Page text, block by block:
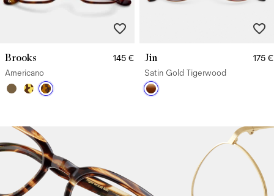
Brooks
145 €
Americano
Jin
175 €
Satin Gold Tigerwood